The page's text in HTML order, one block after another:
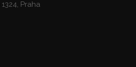
Praha